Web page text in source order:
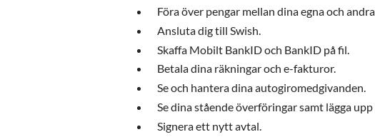
Föra över pengar mellan dina egna och
Ansluta dig till Swish.
Skaffa Mobilt BankID och BankID på fil.
Betala dina räkningar och e-fakturor.
Se och hantera dina autogiromedgivanden.
Se dina stående överföringar samt lägga upp
Signera ett nytt avtal.